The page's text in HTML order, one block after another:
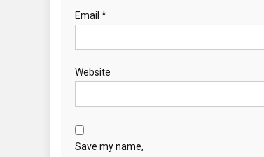
Email *
Website
Save my name,